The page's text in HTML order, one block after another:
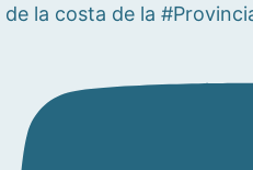
de la costa de la